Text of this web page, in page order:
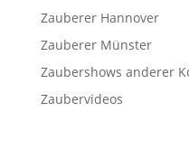
Zauberer Hannover
Zauberer Münster
Zaubershows anderer
Zaubervideos